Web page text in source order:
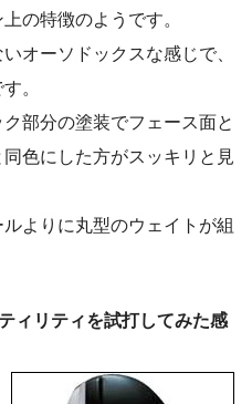
の特徴のようです。
オーソドックスな感じで、
。
部分の塗装でフェース面と
色にした方がスッキリと見
よりに丸型のウェイトが組
ィリティを試打してみた感